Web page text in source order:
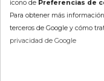
icono de Preferencias de
Para obtener más
terceros de Google y cómo
privacidad de Google